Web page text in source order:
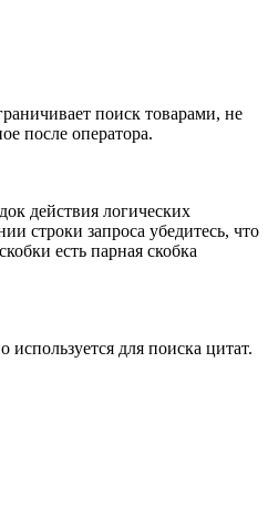
поиск товарами, не
после оператора.
действия логических
строки запроса убедитесь, что
есть парная скобка
для поиска цитат.